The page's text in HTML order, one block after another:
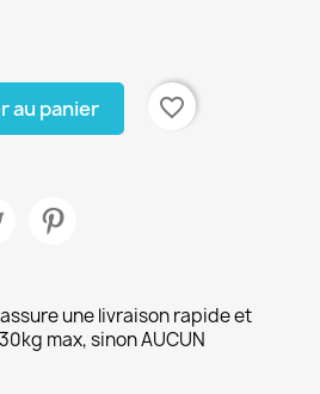
au panier favorite_border
une livraison rapide et
max, sinon AUCUN